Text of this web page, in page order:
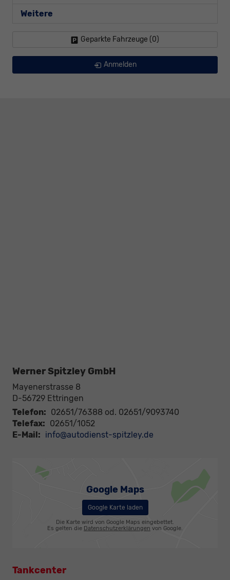
Weitere
Geparkte Fahrzeuge (0)
Anmelden
Werner Spitzley GmbH
Mayenerstrasse 8
D-56729 Ettringen
Telefon: 02651/76388 od. 02651/9093740
Telefax: 02651/1052
E-Mail: info@autodienst-spitzley.de
Google Maps
Google Karte laden
Die Karte wird von Google Maps eingebettet.
Es gelten die Datenschutzerklärungen von Google.
Tankcenter